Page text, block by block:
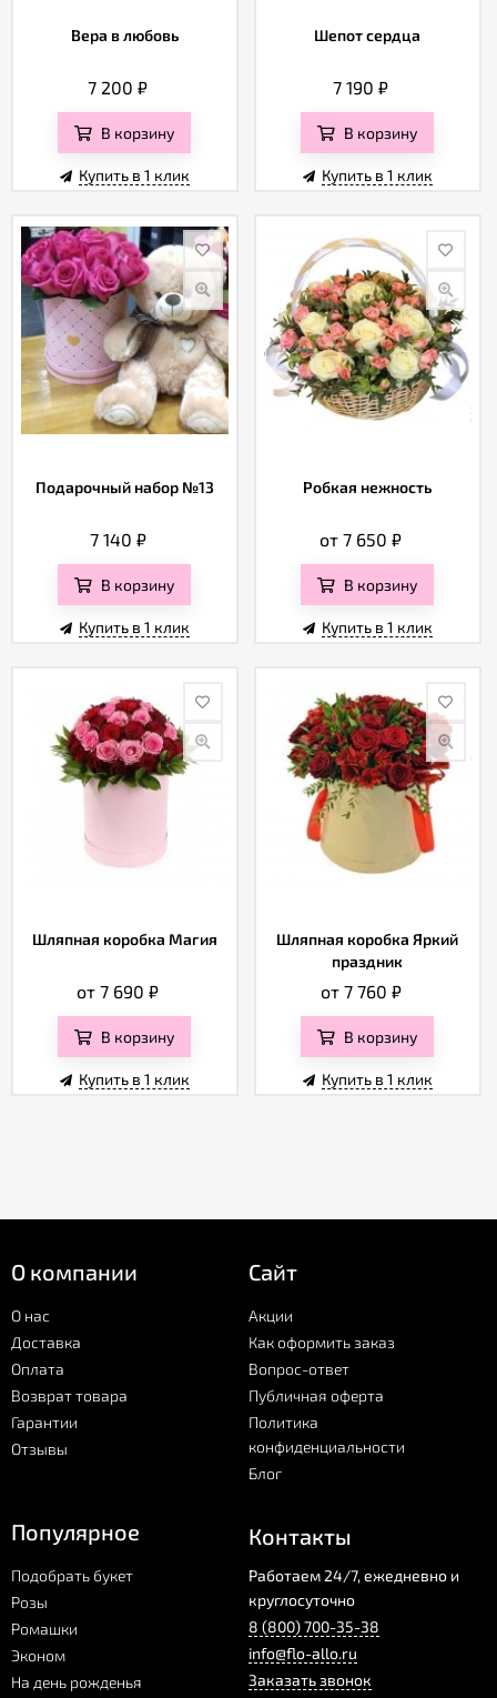
Вера в любовь
7 200₽
В корзину
Купить в 1 клик
Шепот сердца
7 190₽
В корзину
Купить в 1 клик
Подарочный набор №13
7 140 ₽
В корзину
Купить в 1 клик
Робкая нежность
от 7 650₽
В корзину
Купить в 1 клик
Шляпная коробка Магия
от 7 690₽
В корзину
Купить в 1 клик
Шляпная коробка Яркий
праздник
от 7 760 ₽
В корзину
Купить в 1 клик
О компании
О нас
Доставка
Оплата
Возврат товара
Гарантии
Отзывы
Сайт
Акции
Как оформить заказ
Вопрос-ответ
Публичная оферта
Политика
конфиденциальности
Блог
Популярное
Подобрать букет
Розы
Ромашки
Эконом
На день рожденья
Контакты
Работаем 24/7, ежедневно и
круглосуточно
8 (800) 700-35-38
info@flo-allo.ru
Заказать звонок